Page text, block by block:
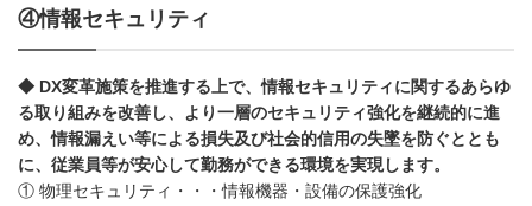
④情報セキュリティ
◆ DX変革施策を推進する上で、情報セキュリティに関するあらゆ
る取り組みを改善し、より一層のセキュリティ強化を継続的に進
め、情報漏えい等による損失及び社会的信用の失墜を防ぐととも
に、従業員等が安心して勤務ができる環境を実現します。
① 物理セキュリティ・・・情報機器・設備の保護強化